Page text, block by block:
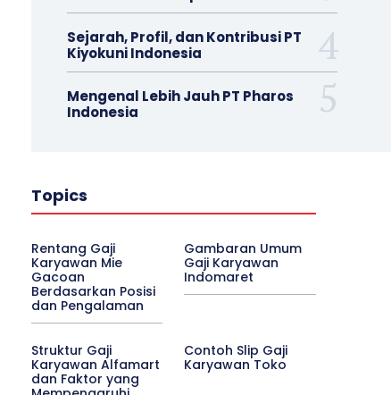
Sejarah, Profil, dan Kontribusi PT
Kiyokuni Indonesia
Mengenal Lebih Jauh PT Pharos
Indonesia
Topics
Rentang Gaji
Karyawan Mie
Gacoan
Berdasarkan Posisi
dan Pengalaman
Gambaran Umum
Gaji Karyawan
Indomaret
Struktur Gaji
Karyawan Alfamart
dan Faktor yang
Contoh Slip Gaji
Karyawan Toko